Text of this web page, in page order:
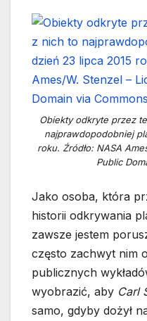
Obiekty odkryte przez
najprawdopodobniej
roku. Źródło: NASA
Public
Jako osoba, która
historii odkrywania
zawsze jestem
często zachwyt nim
publicznych
wyobrazić, aby Carl
samo, gdyby dożył